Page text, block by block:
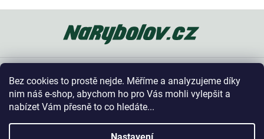
Bez cookies to prostě nejde. Měříme a analyzujeme díky
nim náš e-shop, abychom ho pro Vás mohli vylepšit a
nabízet Vám přesně to co hledáte...
l
á
d
c
p
r
v
k
y
v
a
t
Vše o nákupu
Kontakt